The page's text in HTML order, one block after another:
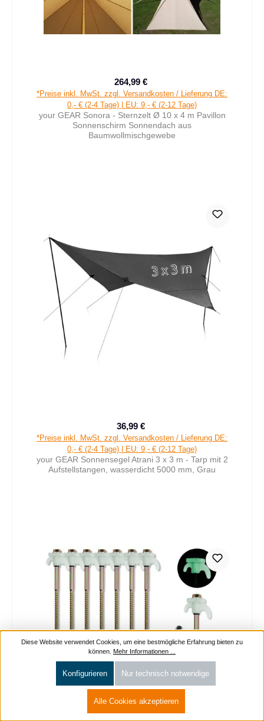
Verkaufspreis:
264,99 €
*Preise inkl. MwSt. zzgl. Versandkosten / Lieferung DE:
0,- € (2-4 Tage) | EU: 9,- € (2-12 Tage)
your GEAR Sonora - Sternzelt Ø 10 x 4 m Pavillon
Sonnenschirm Sonnendach aus
Baumwollmischgewebe
Verkaufspreis:
36,99 €
*Preise inkl. MwSt. zzgl. Versandkosten / Lieferung DE:
0,- € (2-4 Tage) | EU: 9,- € (2-12 Tage)
your GEAR Sonnensegel Atrani 3 x 3 m - Tarp mit 2
Aufstellstangen, wasserdicht 5000 mm, Grau
Diese Website verwendet Cookies, um eine bestmögliche Erfahrung bieten zu
können. Mehr Informationen ...
Nur technisch notwendige
Konfigurieren
Alle Cookies akzeptieren